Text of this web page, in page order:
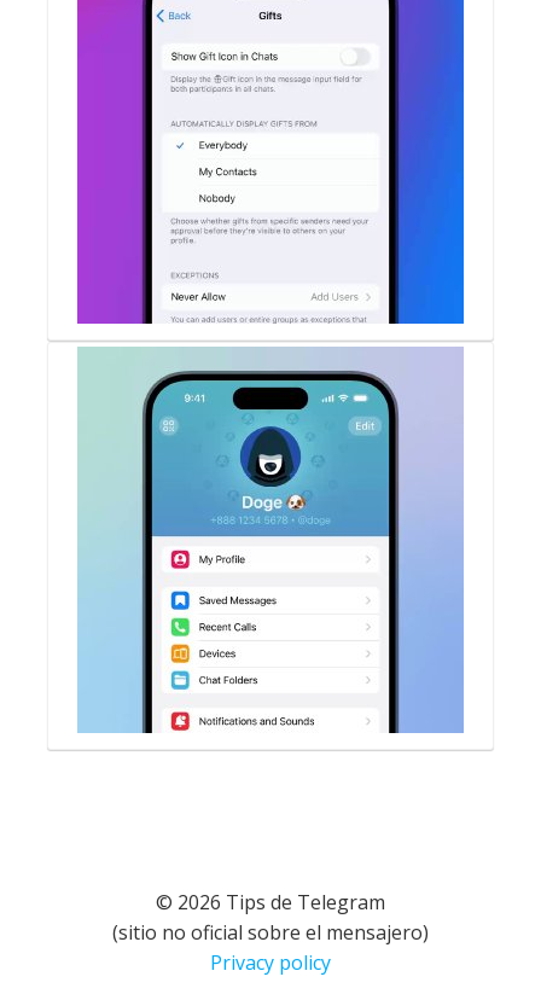
© 2026 Tips de Telegram
(sitio no oficial sobre el mensajero)
Privacy policy